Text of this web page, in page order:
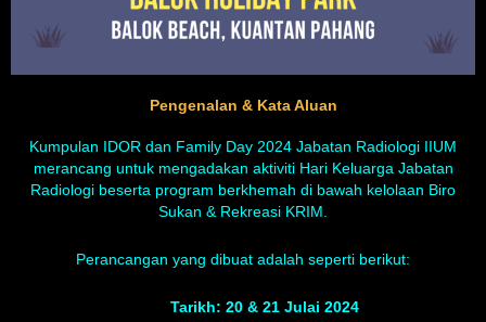
Pengenalan & Kata Aluan
Kumpulan IDOR dan Family Day 2024 Jabatan Radiologi IIUM
merancang untuk mengadakan aktiviti Hari Keluarga Jabatan
Radiologi beserta program berkhemah di bawah kelolaan Biro
Sukan & Rekreasi KRIM.
Perancangan yang dibuat adalah seperti berikut:
Tarikh: 20 & 21 Julai 2024